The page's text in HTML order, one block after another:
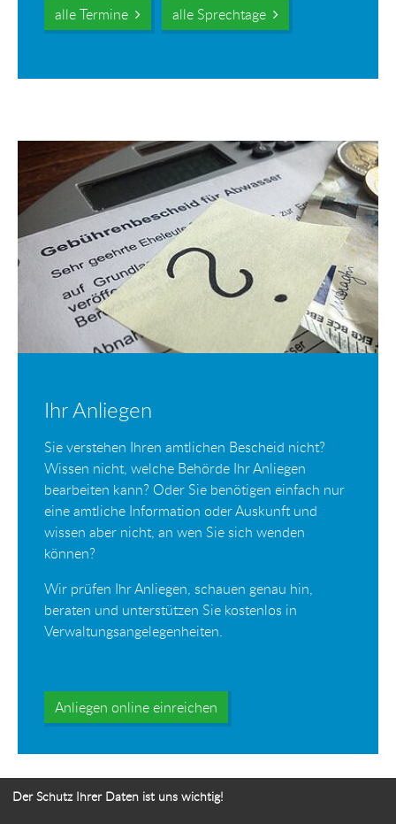
alle Termine alle Sprechtage
Ihr Anliegen
Sie verstehen Ihren amtlichen Bescheid nicht?
Wissen nicht, welche Behörde Ihr Anliegen
bearbeiten kann? Oder Sie benötigen einfach nur
eine amtliche Information oder Auskunft und
wissen aber nicht, an wen Sie sich wenden
können?
Wir prüfen Ihr Anliegen, schauen genau hin,
beraten und unterstützen Sie kostenlos in
Verwaltungsangelegenheiten.
Anliegen online einreichen
Der Schutz Ihrer Daten ist uns wichtig!